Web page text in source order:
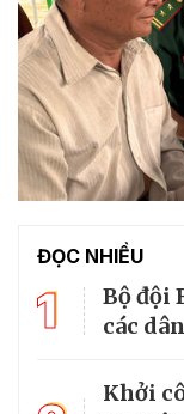
ĐỌC NHIỀU
1
Bộ đội
các
Khởi